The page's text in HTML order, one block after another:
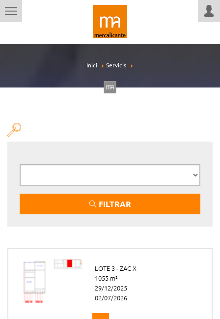
Inici Servicis
FILTRAR
LOTE 3 - ZAC X
1055 m²
29/12/2025
02/07/2026